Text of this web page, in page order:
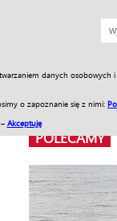
danych
o zapoznanie się z nimi:
Akceptuję
SKLEP
POLECAMY